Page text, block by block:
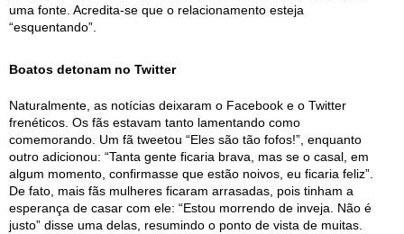
uma fonte. Acredita-se que o relacionamento esteja
“esquentando”.
Boatos detonam no Twitter
Naturalmente, as notícias deixaram o Facebook e o Twitter
frenéticos. Os fãs estavam tanto lamentando como
comemorando. Um fã tweetou “Eles são tão fofos!”, enquanto
outro adicionou: “Tanta gente ficaria brava, mas se o casal, em
algum momento, confirmasse que estão noivos, eu ficaria feliz”.
De fato, mais fãs mulheres ficaram arrasadas, pois tinham a
esperança de casar com ele: “Estou morrendo de inveja. Não é
justo” disse uma delas, resumindo o ponto de vista de muitas.